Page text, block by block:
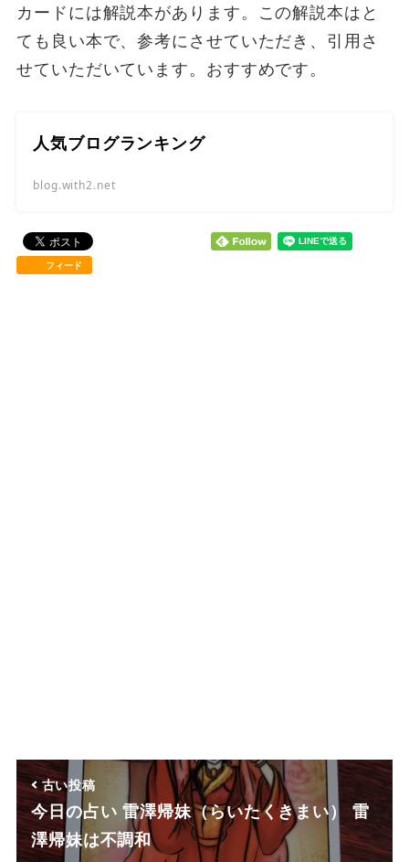
カードには解説本があります。この解説本はと
ても良い本で、参考にさせていただき、引用さ
せていただいています。おすすめです。
人気ブログランキング
blog.with2.net
フィード
古い投稿
今日の占い 雷澤帰妹（らいたくきまい） 雷
澤帰妹は不調和